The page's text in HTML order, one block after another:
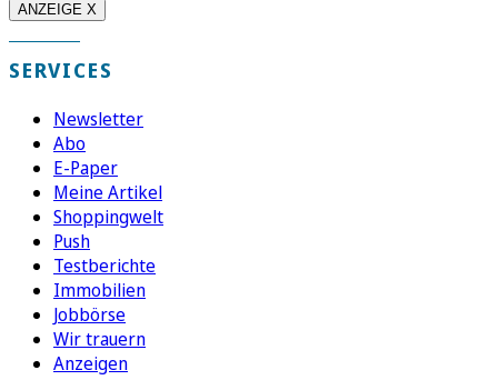
ANZEIGE X
SERVICES
Newsletter
Abo
E-Paper
Meine Artikel
Shoppingwelt
Push
Testberichte
Immobilien
Jobbörse
Wir trauern
Anzeigen